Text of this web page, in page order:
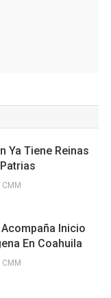
Ya Tiene Reinas
CMM
Inicio
En Coahuila
CMM